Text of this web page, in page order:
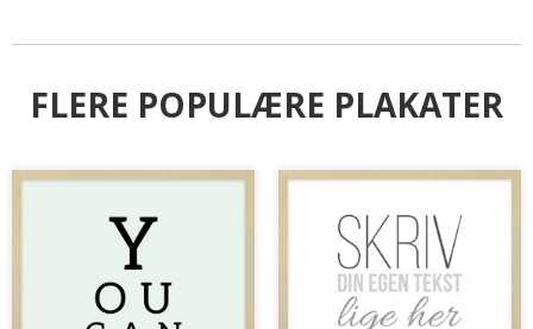
FLERE POPULÆRE PLAKATER